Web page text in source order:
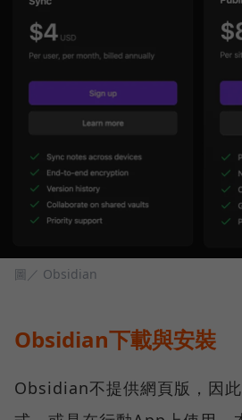
圖／ Obsidian
Obsidian下載與安裝
Obsidian不提供網頁版，因